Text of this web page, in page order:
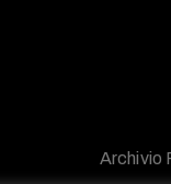
Archivio